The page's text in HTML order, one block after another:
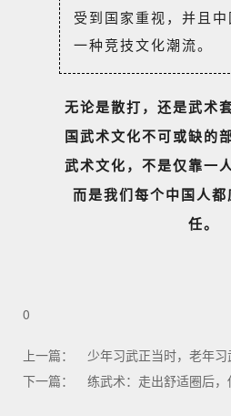
受到国家重视，并且
一种竞技文化潮流。
无论是散打，还是武术
国武术文化不可或缺的
武术文化，不是仅靠一
而是我们每个中国人
任。
0
上一篇：
少年习武正当时，老年习
下一篇：
练武术：走出舒适圈后，